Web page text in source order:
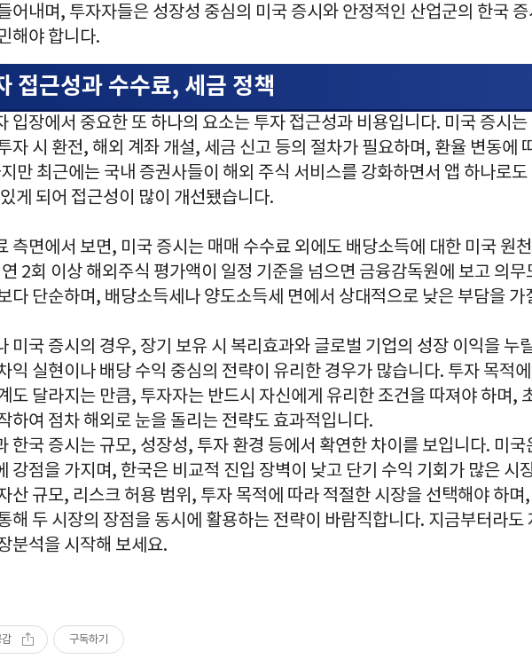
어내며, 투자자들은 성장성 중심의 미국 증시와 안정적인 산업군의 한국
해야 합니다.
접근성과 수수료, 세금 정책
입장에서 중요한 또 하나의 요소는 투자 접근성과 비용입니다. 미국 증시는
자 시 환전, 해외 계좌 개설, 세금 신고 등의 절차가 필요하며, 환율 변동에
만 최근에는 국내 증권사들이 해외 주식 서비스를 강화하면서 앱 하나로
게 되어 접근성이 많이 개선됐습니다.
측면에서 보면, 미국 증시는 매매 수수료 외에도 배당소득에 대한 미국 원
2회 이상 해외주식 평가액이 일정 기준을 넘으면 금융감독원에 보고 의무
다 단순하며, 배당소득세나 양도소득세 면에서 상대적으로 낮은 부담을 가
미국 증시의 경우, 장기 보유 시 복리효과와 글로벌 기업의 성장 이익을 누
익 실현이나 배당 수익 중심의 전략이 유리한 경우가 많습니다. 투자 목적
도 달라지는 만큼, 투자자는 반드시 자신에게 유리한 조건을 따져야 하며,
하여 점차 해외로 눈을 돌리는 전략도 효과적입니다.
한국 증시는 규모, 성장성, 투자 환경 등에서 확연한 차이를 보입니다. 미
강점을 가지며, 한국은 비교적 진입 장벽이 낮고 단기 수익 기회가 많은 시
산 규모, 리스크 허용 범위, 투자 목적에 따라 적절한 시장을 선택해야 하
해 두 시장의 장점을 동시에 활용하는 전략이 바람직합니다. 지금부터라도
분석을 시작해 보세요.
구독하기